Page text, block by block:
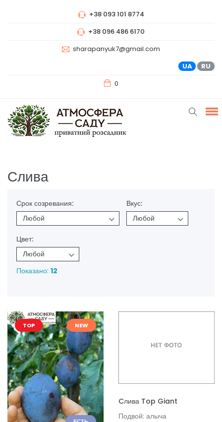
+38 093 101 8774
+38 096 486 6170
sharapanyuk7@gmail.com
UA
RU
0
Слива
Срок созревания:
Любой
Вкус:
Любой
Цвет:
Любой
Показано: 12
NEW
TOP
ДОБАВИТЬ В КОРЗИНУ
Cлива Top Giant
Подвой: алыча